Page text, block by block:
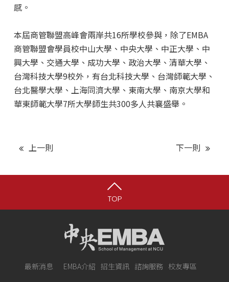
感。
本屆商管聯盟高峰會兩岸共16所學校參與，除了EMBA
商管聯盟會學員校中山大學、中央大學、中正大學、中
興大學、交通大學、成功大學、政治大學、清華大學、
台灣科技大學9校外，有台北科技大學、台灣師範大學、
台北醫學大學、上海同濟大學、東南大學、南京大學和
華東師範大學7所大學師生共300多人共襄盛舉。
上一則 下一則
TOP
最新消息 EMBA介紹 招生資訊 諮詢服務 校友專區